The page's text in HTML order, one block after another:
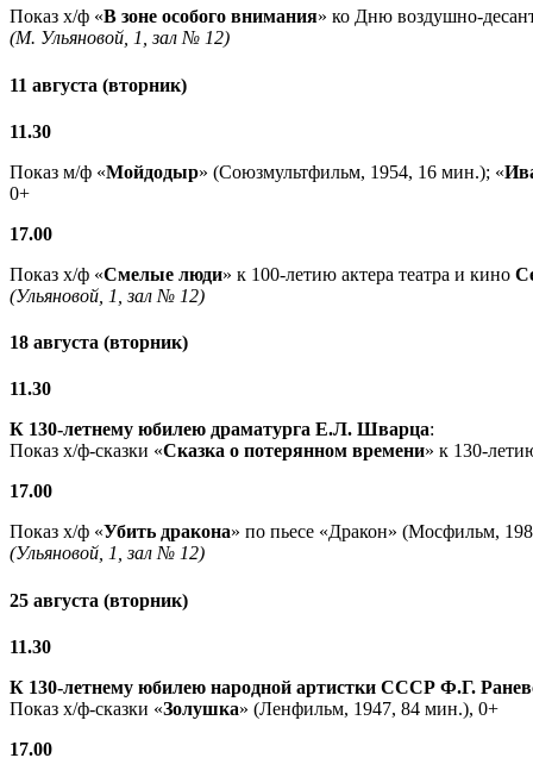
Показ х/ф «В зоне особого внимания» ко Дню воздушно-
(М. Ульяновой, 1, зал № 12)
11 августа (вторник)
11.30
Показ м/ф «Мойдодыр» (Союзмультфильм, 1954, 16 мин.); «
0+
17.00
Показ х/ф «Смелые люди» к 100-летию актера театра и кино
(Ульяновой, 1, зал № 12)
18 августа (вторник)
11.30
К 130-летнему юбилею драматурга Е.Л. Шварца:
Показ х/ф-сказки «Сказка о потерянном времени» к 130-
17.00
Показ х/ф «Убить дракона» по пьесе «Дракон» (Мосфильм,
(Ульяновой, 1, зал № 12)
25 августа (вторник)
11.30
К 130-летнему юбилею народной артистки СССР Ф.Г.
Показ х/ф-сказки «Золушка» (Ленфильм, 1947, 84 мин.), 0+
17.00